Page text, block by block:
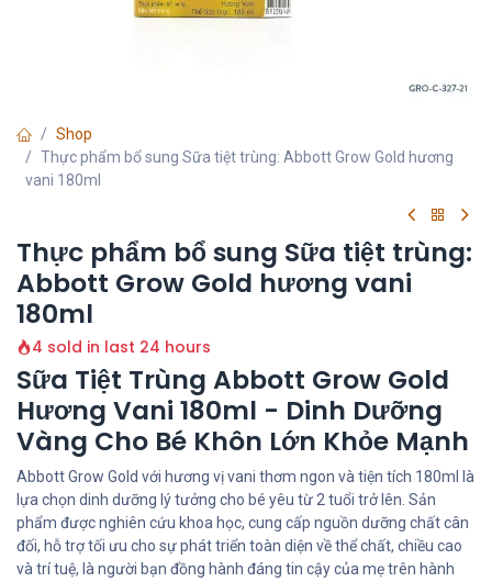
Shop
Thực phẩm bổ sung Sữa tiệt trùng: Abbott Grow Gold hương
vani 180ml
Thực phẩm bổ sung Sữa tiệt trùng:
Abbott Grow Gold hương vani
180ml
4 sold in last 24 hours
Sữa Tiệt Trùng Abbott Grow Gold
Hương Vani 180ml - Dinh Dưỡng
Vàng Cho Bé Khôn Lớn Khỏe Mạnh
Abbott Grow Gold với hương vị vani thơm ngon và tiện tích 180ml là
lựa chọn dinh dưỡng lý tưởng cho bé yêu từ 2 tuổi trở lên. Sản
phẩm được nghiên cứu khoa học, cung cấp nguồn dưỡng chất cân
đối, hỗ trợ tối ưu cho sự phát triển toàn diện về thể chất, chiều cao
và trí tuệ, là người bạn đồng hành đáng tin cậy của mẹ trên hành